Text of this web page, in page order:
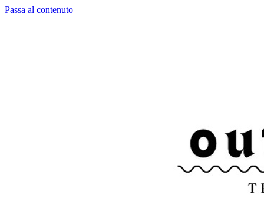
Passa al contenuto